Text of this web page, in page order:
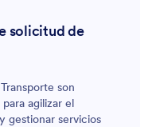
solicitud de
son
agilizar el
gestionar servicios